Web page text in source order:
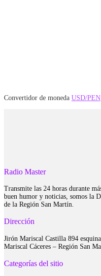
Convertidor de moneda USD/PEN
Radio Master
Transmite las 24 horas durante
buen humor y noticias, somos la
de la Región San Martín.
Dirección
Jirón Mariscal Castilla 894
Mariscal Cáceres – Región San
Categorías del sitio